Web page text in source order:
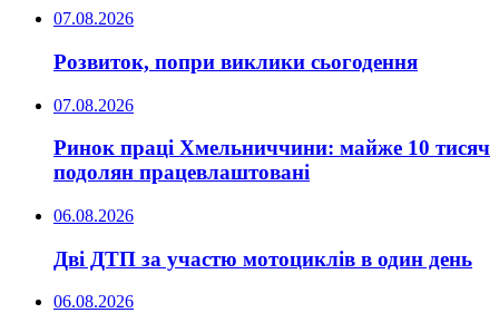
07.08.2026
Розвиток, попри виклики сьогодення
07.08.2026
Ринок праці Хмельниччини: майже 10 тисяч
подолян працевлаштовані
06.08.2026
Дві ДТП за участю мотоциклів в один день
06.08.2026